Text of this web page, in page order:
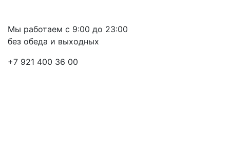
Мы работаем с 9:00 до 23:00
без обеда и выходных
+7 921 400 36 00